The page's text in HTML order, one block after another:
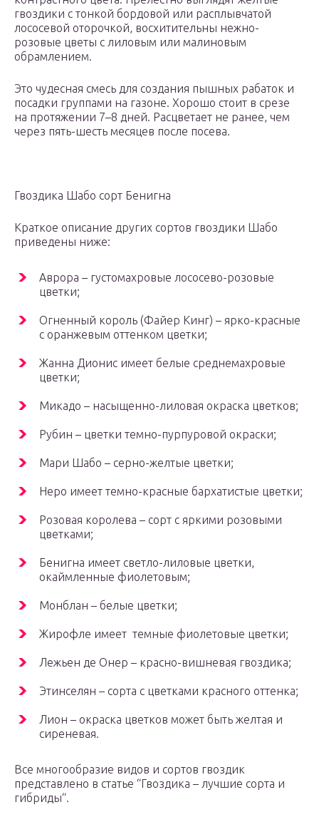
гвоздики с тонкой бордовой или расплывчатой
лососевой оторочкой, восхитительны нежно-
розовые цветы с лиловым или малиновым
обрамлением.
Это чудесная смесь для создания пышных рабаток и
посадки группами на газоне. Хорошо стоит в срезе
на протяжении 7–8 дней. Расцветает не ранее, чем
через пять-шесть месяцев после посева.
Гвоздика Шабо сорт Бенигна
Краткое описание других сортов гвоздики Шабо
приведены ниже:
Аврора – густомахровые лососево-розовые
цветки;
Огненный король (Файер Кинг) – ярко-красные
с оранжевым оттенком цветки;
Жанна Дионис имеет белые среднемахровые
цветки;
Микадо – насыщенно-лиловая окраска цветков;
Рубин – цветки темно-пурпуровой окраски;
Мари Шабо – серно-желтые цветки;
Неро имеет темно-красные бархатистые цветки;
Розовая королева – сорт с яркими розовыми
цветками;
Бенигна имеет светло-лиловые цветки,
окаймленные фиолетовым;
Монблан – белые цветки;
Жирофле имеет темные фиолетовые цветки;
Лежьен де Онер – красно-вишневая гвоздика;
Этинселян – сорта с цветками красного оттенка;
Лион – окраска цветков может быть желтая и
сиреневая.
Все многообразие видов и сортов гвоздик
представлено в статье “Гвоздика – лучшие сорта и
гибриды“.